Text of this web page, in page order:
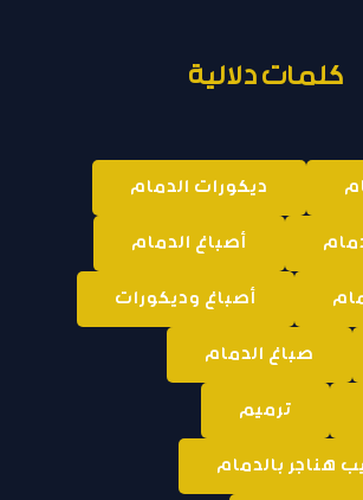
كلمات دلالية
ديكورات الدمام
أصباغ الدمام
أصباغ وديكورات
صباغ الدمام
ترميم
هناجر بالدمام